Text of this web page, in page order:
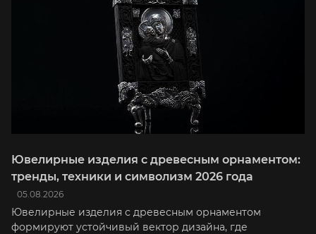
Ювелирные изделия с древесным орнаментом:
тренды, техники и символизм 2026 года
05.08.2026
Ювелирные изделия с древесным орнаментом
формируют устойчивый вектор дизайна, где